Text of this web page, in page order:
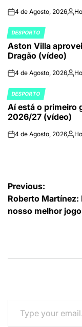
on4 de Agosto, 2026
POSTED
IN
DESPORTO
Aston Villa
Dragão (vídeo)
on4 de Agosto, 2026
POSTED
IN
DESPORTO
Aí está o primeiro
2026/27 (vídeo)
on4 de Agosto, 2026
Navegação
de
Previous:
Roberto Martínez:
nosso melhor jogo
Type your email…